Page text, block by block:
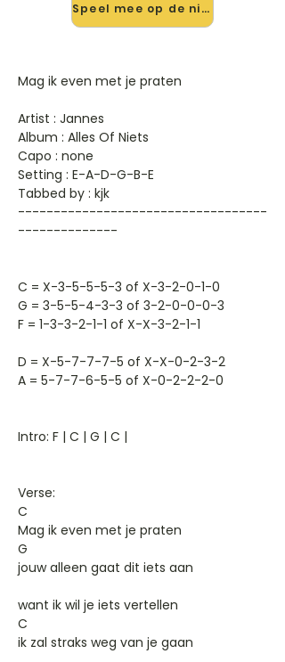
Speel mee op de nieuwe site →
Mag ik even met je praten
Artist : Jannes
Album : Alles Of Niets
Capo : none
Setting : E-A-D-G-B-E
Tabbed by : kjk
-----------------------------------
--------------
C = X-3-5-5-5-3 of X-3-2-0-1-0
G = 3-5-5-4-3-3 of 3-2-0-0-0-3
F = 1-3-3-2-1-1 of X-X-3-2-1-1
D = X-5-7-7-7-5 of X-X-0-2-3-2
A = 5-7-7-6-5-5 of X-0-2-2-2-0
Intro: F | C | G | C |
Verse:
C
Mag ik even met je praten
G
jouw alleen gaat dit iets aan
want ik wil je iets vertellen
C
ik zal straks weg van je gaan